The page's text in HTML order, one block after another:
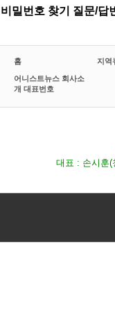
비밀번호 찾기 질문/답
홈 지역
어니스트뉴스 회사소
개 대표번호
대표 : 손시훈(